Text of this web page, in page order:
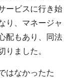
ービスに行き始
り、マネージャ
配もあり、同法
りました。
はなかったた